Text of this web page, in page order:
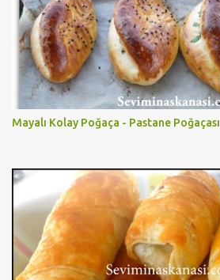
Mayalı Kolay Poğaça - Pastane Poğaçası